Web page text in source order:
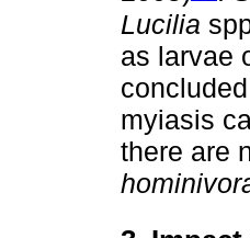
Lucilia
as larvae
myiasis
there are